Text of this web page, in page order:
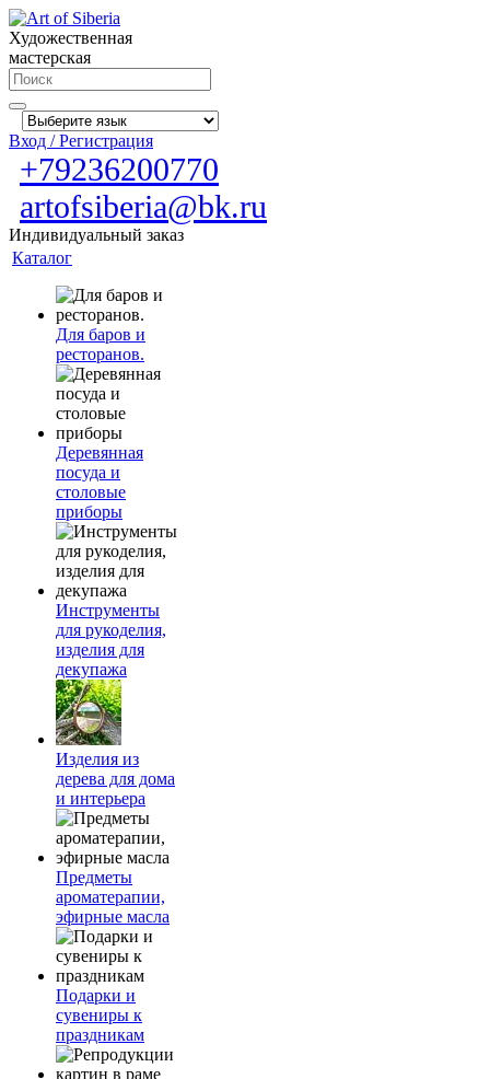
Художественная
мастерская
Вход / Регистрация
+79236200770
artofsiberia@bk.ru
Индивидуальный заказ
Каталог
Для баров и
ресторанов.
Деревянная
посуда и
столовые
приборы
Инструменты
для рукоделия,
изделия для
декупажа
Изделия из
дерева для дома
и интерьера
Предметы
ароматерапии,
эфирные масла
Подарки и
сувениры к
праздникам